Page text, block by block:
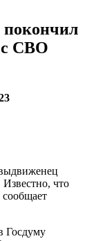
покончил
с СВО
что